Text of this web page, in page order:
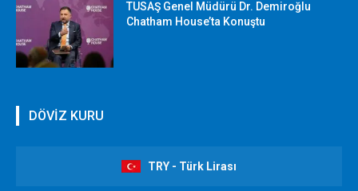
TUSAŞ Genel Müdürü Dr. Demiroğlu
Chatham House’ta Konuştu
DÖVİZ KURU
TRY - Türk Lirası